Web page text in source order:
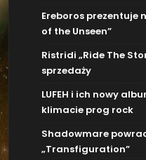
Ereboros prezentuje
of the Unseen”
Ristridi „Ride The
sprzedaży
LUFEH i ich nowy
klimacie prog rock
Shadowmare
„Transfiguration”